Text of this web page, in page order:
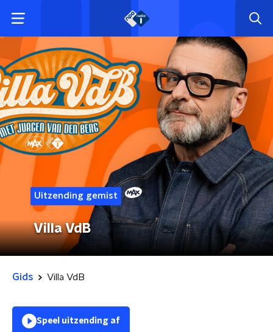
Uitzending gemist
Villa VdB
Gids Villa VdB
Speel uitzending af